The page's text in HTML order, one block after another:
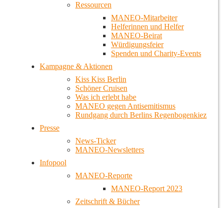
Ressourcen
MANEO-Mitarbeiter
Helferinnen und Helfer
MANEO-Beirat
Würdigungsfeier
Spenden und Charity-Events
Kampagne & Aktionen
Kiss Kiss Berlin
Schöner Cruisen
Was ich erlebt habe
MANEO gegen Antisemitismus
Rundgang durch Berlins Regenbogenkiez
Presse
News-Ticker
MANEO-Newsletters
Infopool
MANEO-Reporte
MANEO-Report 2023
Zeitschrift & Bücher